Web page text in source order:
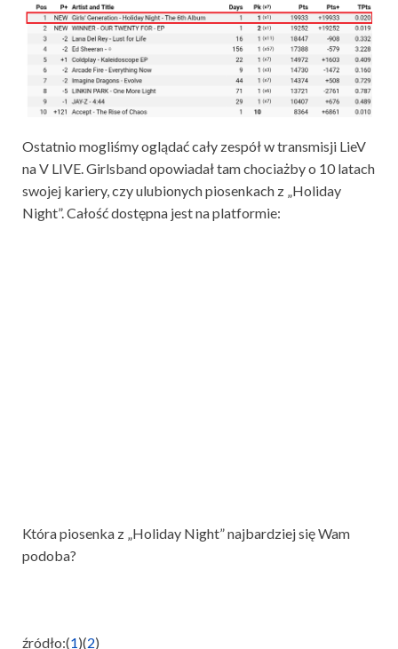
Ostatnio mogliśmy oglądać cały zespół w transmisji LieV
na V LIVE. Girlsband opowiadał tam chociażby o 10 latach
swojej kariery, czy ulubionych piosenkach z „Holiday
Night”. Całość dostępna jest na platformie:
Która piosenka z „Holiday Night” najbardziej się Wam
podoba?
źródło:(1)(2)